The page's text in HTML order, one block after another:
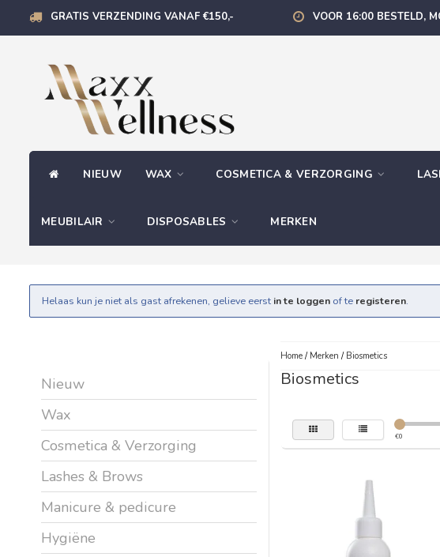
GRATIS VERZENDING VANAF €150,- VOOR 16:00 BESTELD,
NIEUW WAX COSMETICA & VERZORGING
MEUBILAIR DISPOSABLES MERKEN
Helaas kun je niet als gast afrekenen, gelieve eerst in te loggen of te registeren.
Nieuw
Wax
Cosmetica & Verzorging
Lashes & Brows
Manicure & pedicure
Hygiëne
Home/ Merken / Biosmetics
Biosmetics
€0